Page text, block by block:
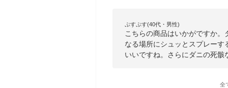
ぷすぷす(40代・男性)
こちらの商品はいかがですか
なる場所にシュッとスプレー
いいですね。さらにダニの死
全